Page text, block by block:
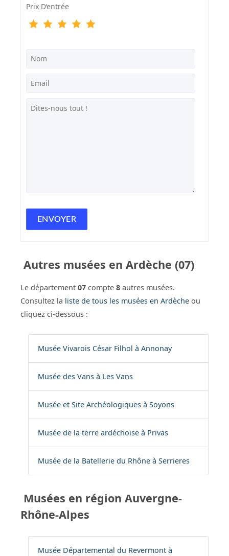
Prix D‘entrée
Autres musées en Ardèche (07)
Le département 07 compte 8 autres musées.
Consultez la liste de tous les musées en Ardèche ou
cliquez ci-dessous :
Musée Vivarois César Filhol à Annonay
Musée des Vans à Les Vans
Musée et Site Archéologiques à Soyons
Musée de la terre ardéchoise à Privas
Musée de la Batellerie du Rhône à Serrieres
Musées en région Auvergne-
Rhône-Alpes
Musée Départemental du Revermont à